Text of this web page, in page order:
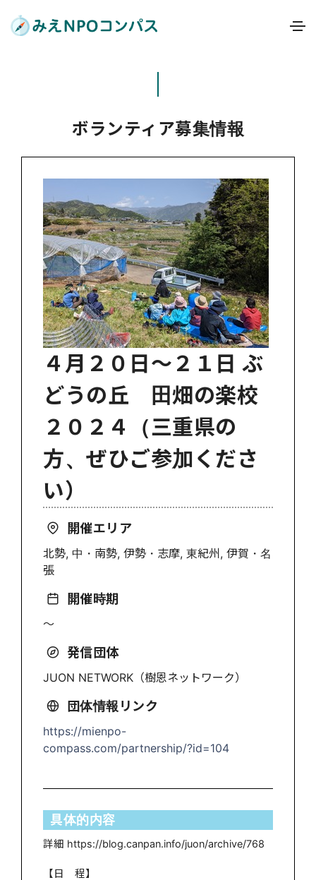
ボランティア募集情報
４月２０日～２１日 ぶ
どうの丘 田畑の楽校
２０２４（三重県の
方、ぜひご参加くださ
い）
開催エリア
北勢, 中・南勢, 伊勢・志摩, 東紀州, 伊賀・名
張
開催時期
〜
発信団体
JUON NETWORK（樹恩ネットワーク）
団体情報リンク
https://mienpo-
compass.com/partnership/?id=104
具体的内容
詳細 https://blog.canpan.info/juon/archive/768
【日 程】